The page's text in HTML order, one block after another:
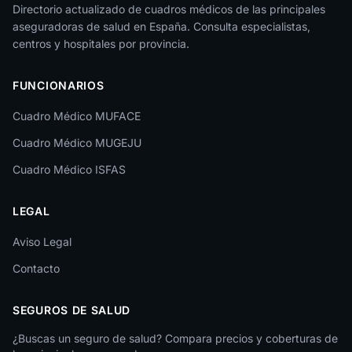
La Rioja
León
Lleida
Lugo
Málaga
Melilla
Murcia
Directorio actualizado de cuadros médicos de las principales
aseguradoras de salud en España. Consulta especialistas,
centros y hospitales por provincia.
FUNCIONARIOS
Cuadro Médico MUFACE
Cuadro Médico MUGEJU
Cuadro Médico ISFAS
LEGAL
Aviso Legal
Contacto
SEGUROS DE SALUD
¿Buscas un seguro de salud? Compara precios y coberturas de